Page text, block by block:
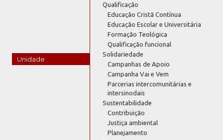
Unidade
Qualificação
Educação Cristã Contínua
Educação Escolar e Universitária
Formação Teológica
Qualificação funcional
Solidariedade
Campanhas de Apoio
Campanha Vai e Vem
Parcerias intercomunitárias e
intersinodais
Sustentabilidade
Contribuição
Justiça ambiental
Planejamento